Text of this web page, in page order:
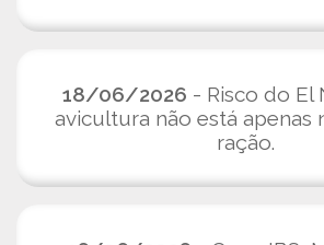
18/06/2026 - Risco do El
avicultura não está apenas
ração.